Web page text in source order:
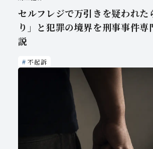
セルフレジで万引きを疑われた
り」と犯罪の境界を刑事事件専
説
不起訴